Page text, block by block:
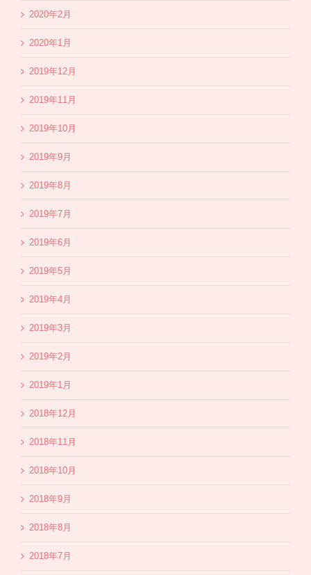
2020年2月
2020年1月
2019年12月
2019年11月
2019年10月
2019年9月
2019年8月
2019年7月
2019年6月
2019年5月
2019年4月
2019年3月
2019年2月
2019年1月
2018年12月
2018年11月
2018年10月
2018年9月
2018年8月
2018年7月